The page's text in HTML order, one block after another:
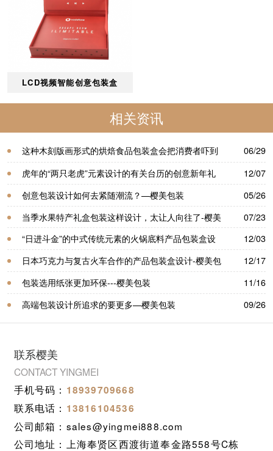
LCD视频智能创意包装盒
相关资讯
这种木刻版画形式的烘焙食品包装盒会把消费者吓到
吧-樱美包装
06/29
虎年的“两只老虎”元素设计的有关台历的创意新年礼
盒-樱美包装
12/07
创意包装设计​如何去紧随潮流？—樱美包装
05/26
当季水果特产礼盒包装这样设计，太让人向往了-樱美
包装
07/23
“日进斗金”的中式传统元素的火锅底料产品包装盒设
计-樱美包装
12/03
日本巧克力与复古火车合作的产品包装盒设计-樱美包
装
12/17
包装选用纸张更加环保---樱美包装
11/16
高端包装设计所追求的要更多—樱美包装
09/26
联系樱美
CONTACT YINGMEI
手机号码： 18939709668
联系电话： 13816104536
公司邮箱：sales@yingmei888.com
公司地址：上海奉贤区西渡街道奉金路558号C栋